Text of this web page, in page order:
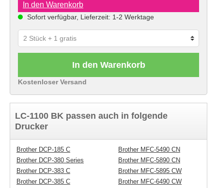
In den Warenkorb
Sofort verfügbar, Lieferzeit: 1-2 Werktage
In den Warenkorb
Kostenloser Versand
LC-1100 BK passen auch in folgende
Drucker
Brother DCP-185 C
Brother DCP-380 Series
Brother DCP-383 C
Brother DCP-385 C
Brother MFC-5490 CN
Brother MFC-5890 CN
Brother MFC-5895 CW
Brother MFC-6490 CW